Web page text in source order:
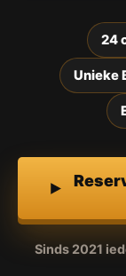
24
Unieke
Sinds 2021